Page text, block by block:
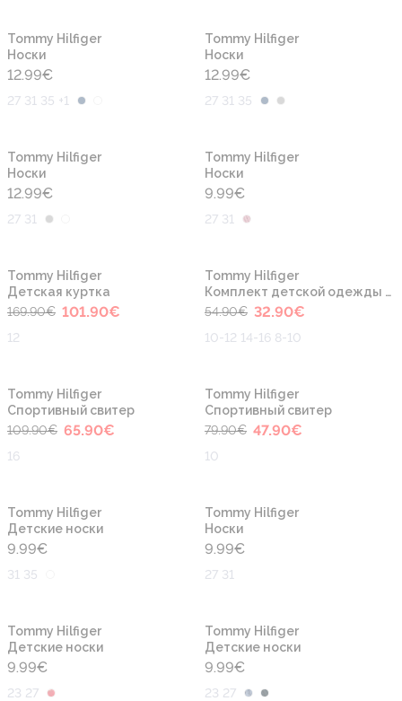
Tommy Hilfiger
Носки
12.99€
27 31 35 +1
Tommy Hilfiger
Носки
12.99€
27 31 35
Tommy Hilfiger
Носки
12.99€
27 31
Tommy Hilfiger
Носки
9.99€
27 31
-40%
Tommy Hilfiger
Детская куртка
169.90€ 101.90€
12
-40%
Tommy Hilfiger
Комплект детской одежды для плавания
54.90€ 32.90€
10-12 14-16 8-10
-40%
Tommy Hilfiger
Cпортивный свитер
109.90€ 65.90€
16
-40%
Tommy Hilfiger
Cпортивный свитер
79.90€ 47.90€
10
Tommy Hilfiger
Детские носки
9.99€
31 35
Tommy Hilfiger
Носки
9.99€
27 31
Tommy Hilfiger
Детские носки
9.99€
23 27
Tommy Hilfiger
Детские носки
9.99€
23 27